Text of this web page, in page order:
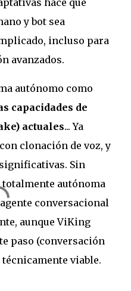
y bot sea
incluso para
avanzados.
autónomo como
capacidades de
actuales... Ya
clonación de voz, y
Sin
totalmente autónoma
conversacional
aunque ViKing
paso (conversación
viable.